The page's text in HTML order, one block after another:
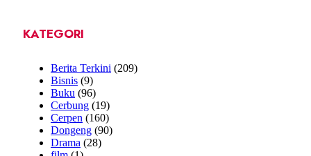
KATEGORI
Berita Terkini (209)
Bisnis (9)
Buku (96)
Cerbung (19)
Cerpen (160)
Dongeng (90)
Drama (28)